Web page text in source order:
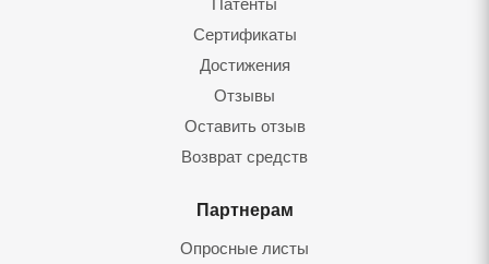
Сертификаты
Достижения
Отзывы
Оставить отзы
Возврат средст
Партнерам
Опросные листы